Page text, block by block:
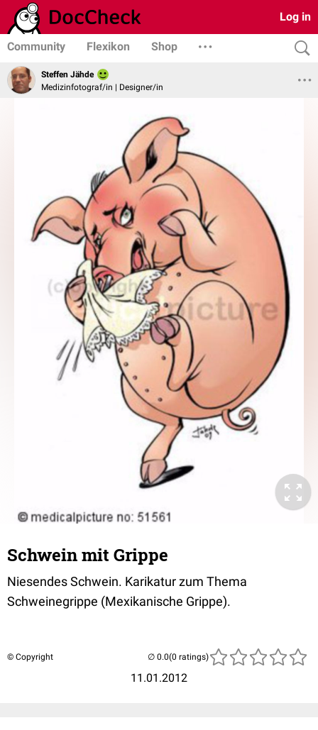
Log in
Community Flexikon Shop
Steffen Jähde
Medizinfotograf/in | Designer/in
Schwein mit Grippe
Niesendes Schwein. Karikatur zum Thema
Schweinegrippe (Mexikanische Grippe).
© Copyright
11.01.2012
(0 ratings)